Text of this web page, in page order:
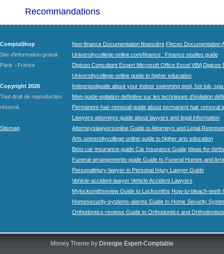
Recommandations
ComptaShop
Site d'information gratuit
Paris - France
Copyright 2026
Tout droit de reproduction
réservé.
Sitemap
Neo-finance Documentation financière Finceo Documentation
Universitycollege-online.com/finance : Finance studies guide
Digiceo Consultant Expert Microsoft Office Excel VBA Digiceo
Universitycollege-online guide to higher education
Indoorpoolguide about your indoor swimming pool, hot tub,
Mon-guide-epilation-definitive sur les techniques d'épilation
Permanent-hair-removal-guide about permanent hair removal
Lawyers-attorneys-guide about lawyers and legal information
Attorneyslawyersonline Guide to Attorneys and Legal
Arts.universitycollege-online guide to higher arts education
Best-car-insurance-guide Car Insurance Guide Ideas-for-
Funeral-arrangements-guide Guide to Funeral Homes and
Personalinjury-lawyer-in Personal Injury Lawyer Guide
Vehicle-accident-lawyer Vehicle Accident Lawyers
Mylocksmithreview Guide to Locksmiths How-to-bleach-teeth
Homesecurity-systems-alarms Guide to Home Security
Orthodontics-reviews Guide to Orthodontics and Orthodontists
Money Theme by Dinergie Expert-Comptable